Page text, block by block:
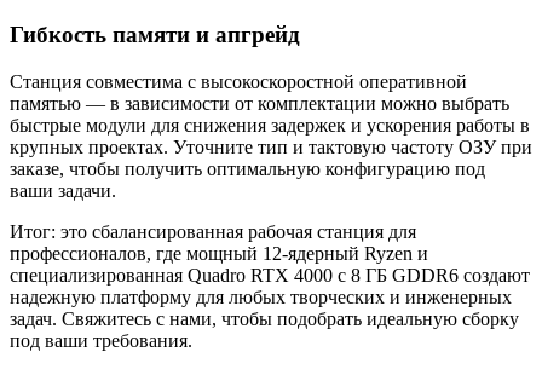
Гибкость памяти и апгрейд
Станция совместима с высокоскоростной оперативной
памятью — в зависимости от комплектации можно выбрать
быстрые модули для снижения задержек и ускорения работы в
крупных проектах. Уточните тип и тактовую частоту ОЗУ при
заказе, чтобы получить оптимальную конфигурацию под
ваши задачи.
Итог: это сбалансированная рабочая станция для
профессионалов, где мощный 12‑ядерный Ryzen и
специализированная Quadro RTX 4000 с 8 ГБ GDDR6 создают
надежную платформу для любых творческих и инженерных
задач. Свяжитесь с нами, чтобы подобрать идеальную сборку
под ваши требования.